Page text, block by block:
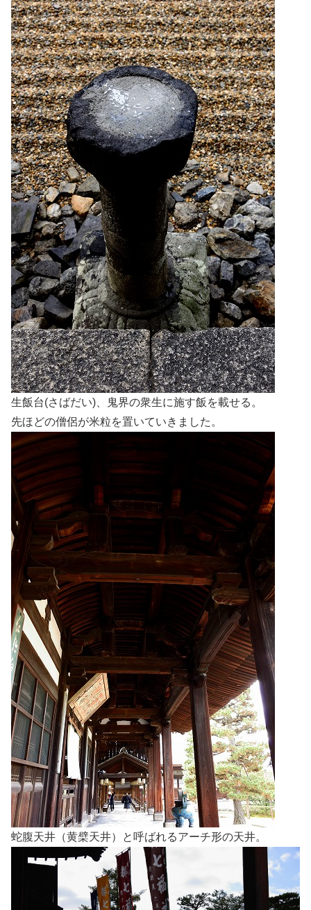
生飯台(さばだい)、鬼界の衆生に施す飯を載せる。
先ほどの僧侶が米粒を置いていきました。
蛇腹天井（黄檗天井）と呼ばれるアーチ形の天井。